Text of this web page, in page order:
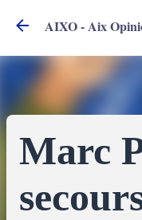
AIXO - Aix
Marc